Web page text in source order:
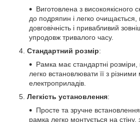
Виготовлена з високоякісного
до подряпин і легко
довговічність і привабливий
упродовж тривалого часу.
Стандартний розмір:
Рамка має стандартні
легко встановлювати її з
електроприладів.
Легкість установлення:
Просте та зручне
рамка легко монтується на